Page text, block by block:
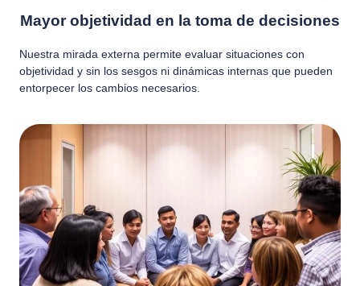
Mayor objetividad en la toma de decisiones
Nuestra mirada externa permite evaluar situaciones con
objetividad y sin los sesgos ni dinámicas internas que pueden
entorpecer los cambios necesarios.